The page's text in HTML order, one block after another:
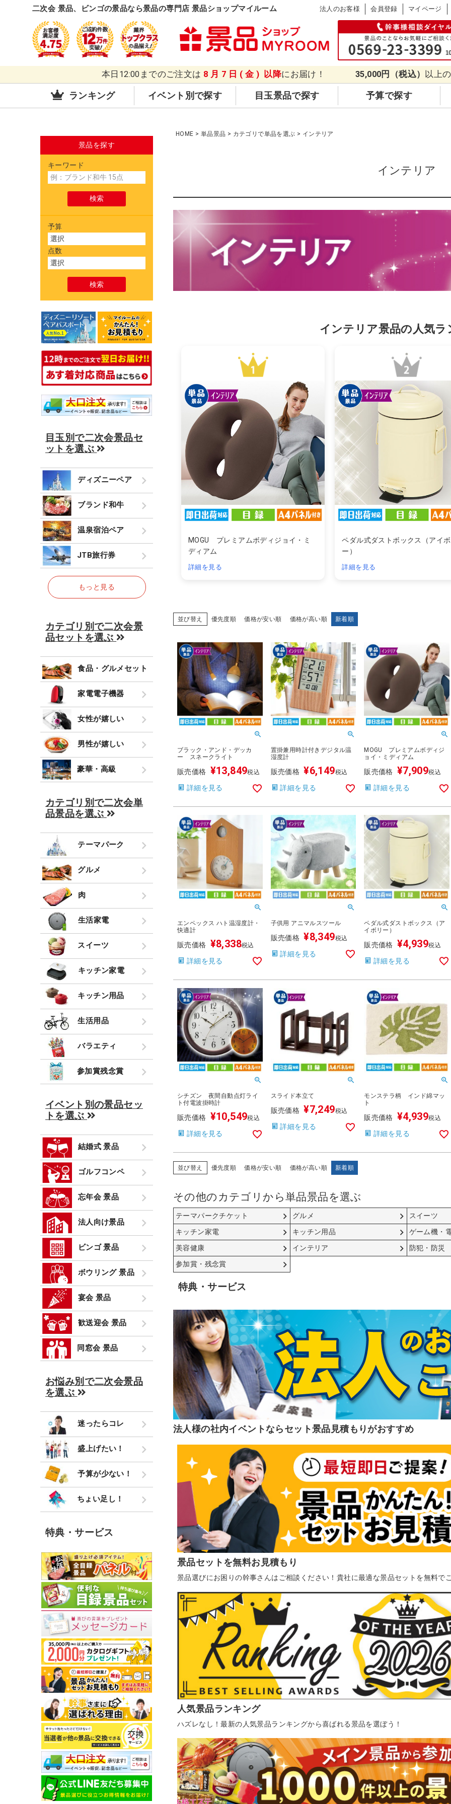
二次会 景品、ビンゴの景品なら景品の専門店 景品ショップマイルーム 法人のお客様 会員登録 マイページ
本日12:00までのご注文は 8月7日(金) 以降にお届け！ 35,000円（税込） 以上
ランキング イベント別で探す 目玉景品で探す 予算で探す
景品を探す
キーワード
予算
点数
目玉別で二次会景品セ
ットを選ぶ
ディズニーペア
ブランド和牛
温泉宿泊ペア
JTB旅行券
もっと見る
カテゴリ別で二次会景
品セットを選ぶ
食品・グルメセット
家電電子機器
女性が嬉しい
男性が嬉しい
豪華・高級
カテゴリ別で二次会単
品景品を選ぶ
テーマパーク
グルメ
肉
生活家電
スイーツ
キッチン家電
キッチン用品
生活用品
バラエティ
参加賞残念賞
イベント別の景品セッ
トを選ぶ
結婚式 景品
ゴルフコンペ
忘年会 景品
法人向け景品
ビンゴ 景品
ボウリング 景品
宴会 景品
歓送迎会 景品
同窓会 景品
お悩み別で二次会景品
を選ぶ
迷ったらコレ
盛上げたい！
予算が少ない！
ちょい足し！
特典・サービス
HOME 単品景品 カテゴリで単品を選ぶ インテリア
インテリア
インテリア景品の人気ラ
MOGU プレミアムボディジョイ・ミ
ディアム
詳細を見る
ペダル式ダストボックス（アイ
ー）
詳細を見る
並び替え 優先度順 価格が安い順 価格が高い順 新着順
ブラック・アンド・デッカ
ー スネークライト
販売価格 ¥13,849税込
詳細を見る
置掛兼用時計付きデジタル温
湿度計
販売価格 ¥6,149税込
詳細を見る
MOGU プレミアムボディジ
ョイ・ミディアム
販売価格 ¥7,909税込
詳細を見る
エンペックス ハト温湿度計・
快適計
販売価格 ¥8,338税込
詳細を見る
子供用 アニマルスツール
販売価格 ¥8,349税込
詳細を見る
ペダル式ダストボックス（ア
イボリー）
販売価格 ¥4,939税込
詳細を見る
シチズン 夜間自動点灯ライ
ト付電波掛時計
販売価格 ¥10,549税込
詳細を見る
スライド本立て
販売価格 ¥7,249税込
詳細を見る
モンステラ柄 インド綿マッ
ト
販売価格 ¥4,939税込
詳細を見る
並び替え 優先度順 価格が安い順 価格が高い順 新着順
その他のカテゴリから単品景品を選ぶ
テーマパークチケット グルメ
スイーツ
キッチン家電
キッチン用品
ゲーム機・
美容健康
インテリア
防犯・防災
参加賞・残念賞
特典・サービス
法人様の社内イベントならセット景品見積もりがおすすめ
景品セットを無料お見積もり
景品選びにお困りの幹事さんはご相談ください！貴社に最適な景品セットを無料で
人気景品ランキング
ハズレなし！最新の人気景品ランキングから喜ばれる景品を選ぼう！